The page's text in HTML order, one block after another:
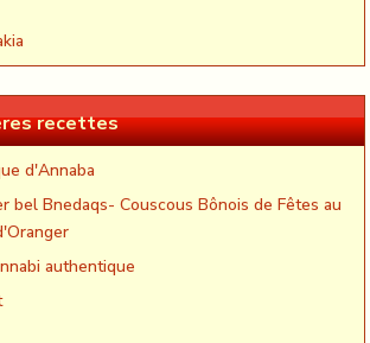
recettes
d'Annaba
bel Bnedaqs- Couscous Bônois de Fêtes au
authentique